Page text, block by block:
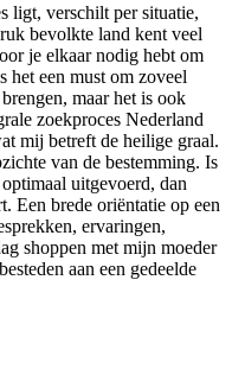
ligt, verschilt per situatie,
bevolkte land kent veel
je elkaar nodig hebt om
het een must om zoveel
maar het is ook
zoekproces Nederland
mij betreft de heilige graal.
van de bestemming. Is
uitgevoerd, dan
Een brede oriëntatie op een
ervaringen,
shoppen met mijn moeder
aan een gedeelde